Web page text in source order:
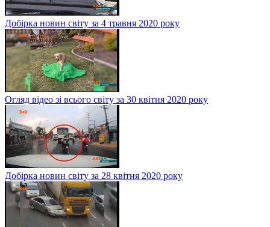
Добірка новин світу за 4 травня 2020 року
Огляд відео зі всього світу за 30 квітня 2020 року
Добірка новин світу за 28 квітня 2020 року